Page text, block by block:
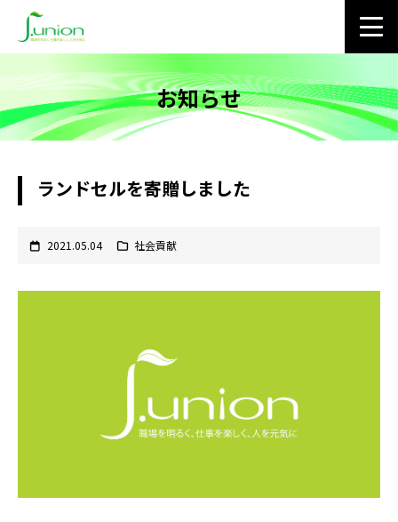
お知らせ
ランドセルを寄贈しました
2021.05.04 社会貢献